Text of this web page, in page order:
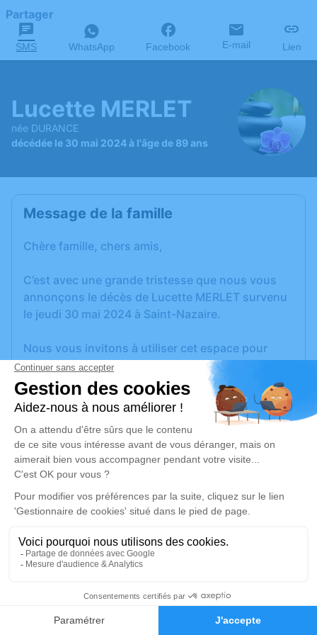
Faire-part Hommages
Partager
SMS WhatsApp Facebook E-mail Lien
Lucette MERLET
née DURANCE
décédée le 30 mai 2024 à l'âge de 89 ans
Message de la famille
Chère famille, chers amis,
C’est avec une grande tristesse que nous vous
annonçons le décès de Lucette MERLET survenu
le jeudi 30 mai 2024 à Saint-Nazaire.
Nous vous invitons à utiliser cet espace pour
laisser vos condoléances, partager des photos
souvenirs, une anecdote ou exprimer vos
pensées à travers des poèmes ou des textes. Cet
endroit est un lieu d'expression dédié à honorer la
mémoire de Lucette MERLET.
Un service de plantation d’arbre hommage est
disponible ici
Cérémonie civile
Crématorium de Saint-Nazaire
Route de la Fontaine Tuaud